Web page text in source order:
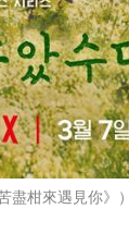
盡柑來遇見你》）